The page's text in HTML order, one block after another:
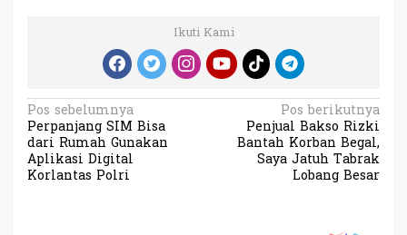
Ikuti Kami
N
a
v
Pos sebelumnya
Perpanjang SIM Bisa
dari Rumah Gunakan
Aplikasi Digital
Korlantas Polri
Pos berikutnya
Penjual Bakso Rizki
Bantah Korban Begal,
Saya Jatuh Tabrak
Lobang Besar